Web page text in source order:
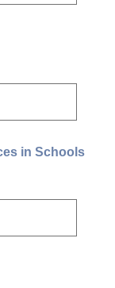
in Schools